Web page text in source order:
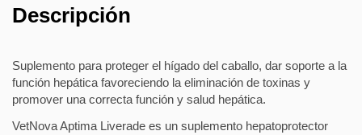
Descripción
Suplemento para proteger el hígado del caballo, dar soporte a la
función hepática favoreciendo la eliminación de toxinas y
promover una correcta función y salud hepática.
VetNova Aptima Liverade es un suplemento hepatoprotector